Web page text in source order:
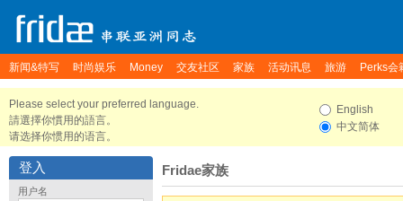
新闻&特写 时尚娱乐 Money 交友社区 家族 活动讯息 旅游 Perks会
Please select your preferred language.
請選擇你慣用的語言。
请选择你惯用的语言。
English
中文简体
登入
用户名
Fridae家族